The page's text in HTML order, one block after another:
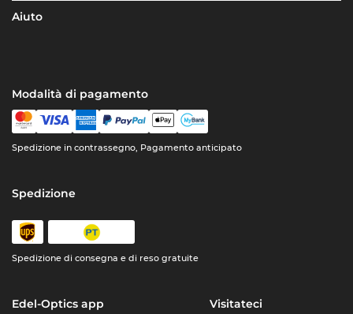
Aiuto
Modalità di pagamento
Spedizione in contrassegno, Pagamento anticipato
Spedizione
Spedizione di consegna e di reso gratuite
Edel-Optics app Visitateci